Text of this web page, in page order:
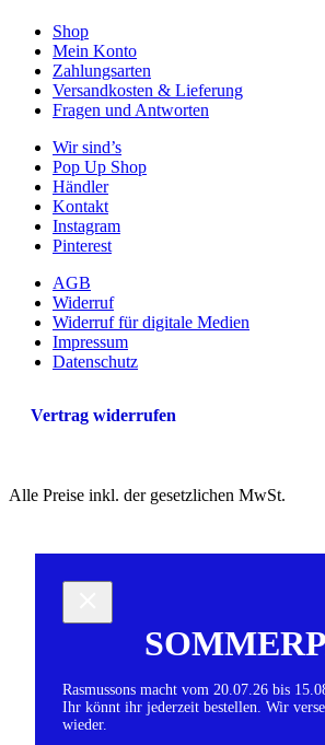
Shop
Mein Konto
Zahlungsarten
Versandkosten & Lieferung
Fragen und Antworten
Wir sind’s
Pop Up Shop
Händler
Kontakt
Instagram
Pinterest
AGB
Widerruf
Widerruf für digitale Medien
Impressum
Datenschutz
Vertrag widerrufen
Alle Preise inkl. der gesetzlichen MwSt.
Rasmussons macht vom 20.07.26 bis
Ihr könnt ihr jederzeit bestellen. Wir
wieder.